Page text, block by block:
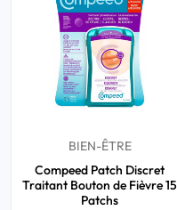
BIEN-ÊTRE
Compeed Patch Discret
Traitant Bouton de Fièvre 15
Patchs